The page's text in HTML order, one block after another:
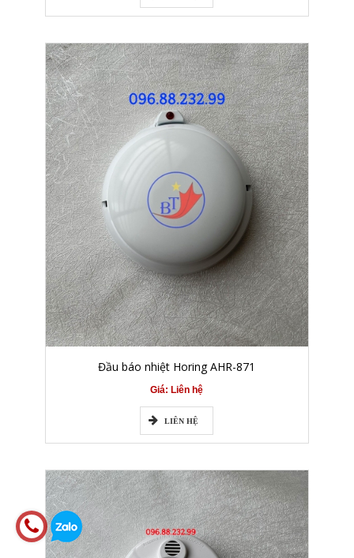
Đầu báo nhiệt Horing AHR-871
Giá: Liên hệ
LIÊN HỆ